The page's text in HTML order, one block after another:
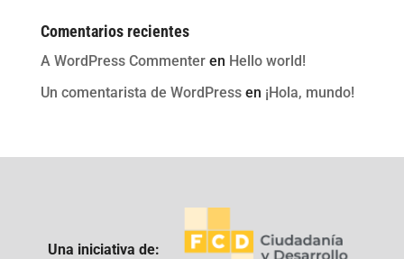
Comentarios recientes
A WordPress Commenteren Hello world!
Un comentarista de WordPressen ¡Hola, mundo!
Una iniciativa de: